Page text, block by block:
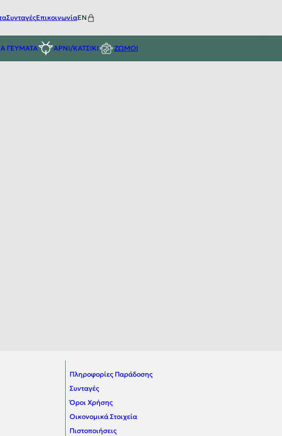
ΣυνταγέςΕπικοινωνίαEN
ΓΕΥΜΑΤΑ ΑΡΝΙ/ΚΑΤΣΙΚΙ ΖΩΜΟΙ
Πληροφορίες Παράδοσης
Συνταγές
Όροι Χρήσης
Οικονομικά Στοιχεία
Πιστοποιήσεις